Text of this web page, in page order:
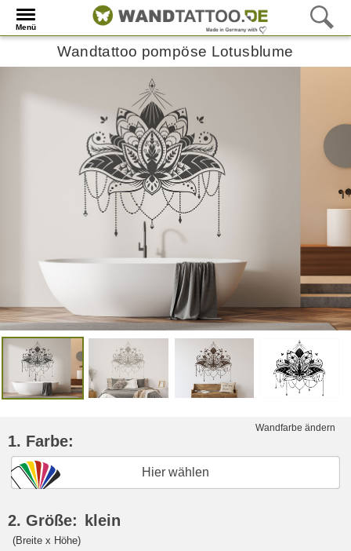
Menü
Wandtattoo pompöse Lotusblume
Wandfarbe ändern
1. Farbe:
Hier wählen
2. Größe: klein
(Breite x Höhe)